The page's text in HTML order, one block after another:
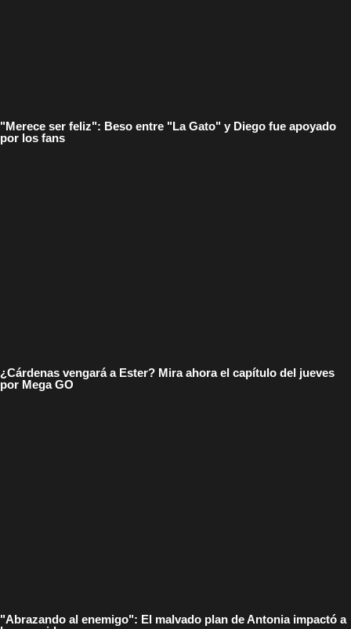
"Merece ser feliz": Beso entre "La Gato" y Diego fue apoyado
por los fans
¿Cárdenas vengará a Ester? Mira ahora el capítulo del jueves
por Mega GO
"Abrazando al enemigo": El malvado plan de Antonia impactó a